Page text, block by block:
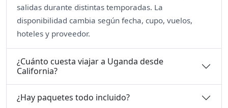
salidas durante distintas temporadas. La
disponibilidad cambia según fecha, cupo, vuelos,
hoteles y proveedor.
¿Cuánto cuesta viajar a Uganda desde
California?
¿Hay paquetes todo incluido?